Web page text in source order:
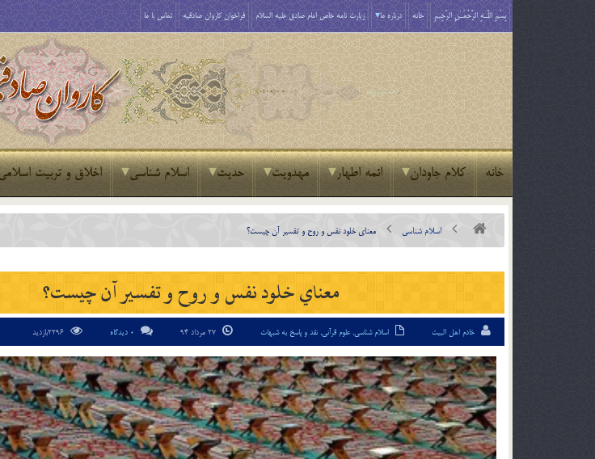
بِسْمِ اللَّـهِ الرَّحْمَـٰنِ الرَّحِيمِ خانه درباره ما زیارت نامه خاص امام صادق علیه السلام فراخوان کاروان صادقیه تماس با ما
خانه کلام جاودان ائمه اطهار مهدویت حدیث اسلام شناسی اخلاق و تربیت
اسلام شناسی معناي خلود نفس و روح و تفسير آن چيست؟
معناي خلود نفس و روح و تفسير آن چيست؟
خادم اهل البیت اسلام شناسی,علوم قرآنی, نقد و پاسخ به شبهات 0 دیدگاه